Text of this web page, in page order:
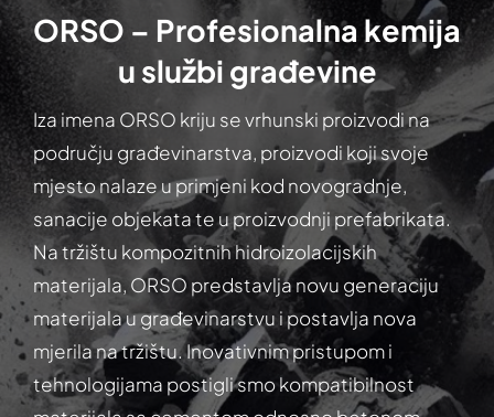
ORSO – Profesionalna kemija
u službi građevine
Iza imena ORSO kriju se vrhunski proizvodi na
području građevinarstva, proizvodi koji svoje
mjesto nalaze u primjeni kod novogradnje,
sanacije objekata te u proizvodnji prefabrikata.
Na tržištu kompozitnih hidroizolacijskih
materijala, ORSO predstavlja novu generaciju
materijala u građevinarstvu i postavlja nova
mjerila na tržištu. Inovativnim pristupom i
tehnologijama postigli smo kompatibilnost